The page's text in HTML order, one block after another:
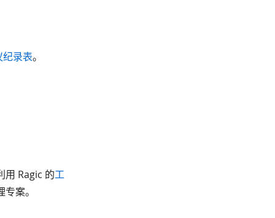
纪录表。
用 Ragic 的工
案。